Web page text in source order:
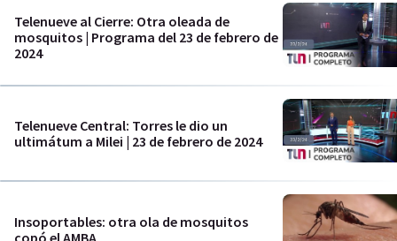
Telenueve al Cierre: Otra oleada de
mosquitos | Programa del 23 de febrero de
2024
Telenueve Central: Torres le dio un
ultimátum a Milei | 23 de febrero de 2024
Insoportables: otra ola de mosquitos
copó el AMBA